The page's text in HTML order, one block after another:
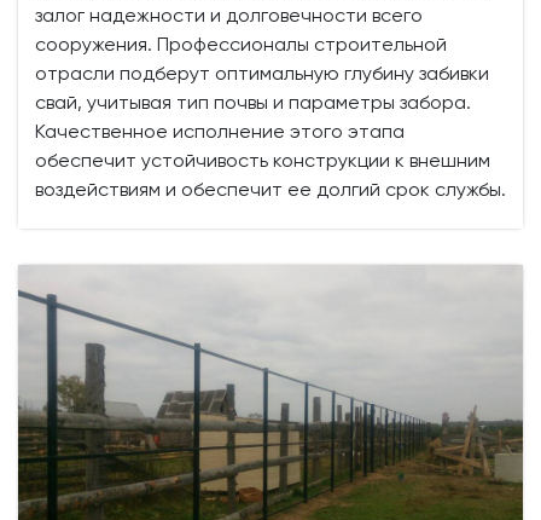
залог надежности и долговечности всего
сооружения. Профессионалы строительной
отрасли подберут оптимальную глубину забивки
свай, учитывая тип почвы и параметры забора.
Качественное исполнение этого этапа
обеспечит устойчивость конструкции к внешним
воздействиям и обеспечит ее долгий срок службы.